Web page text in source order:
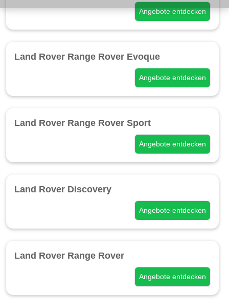
Angebote entdecken
Land Rover Range Rover Evoque
Angebote entdecken
Land Rover Range Rover Sport
Angebote entdecken
Land Rover Discovery
Angebote entdecken
Land Rover Range Rover
Angebote entdecken